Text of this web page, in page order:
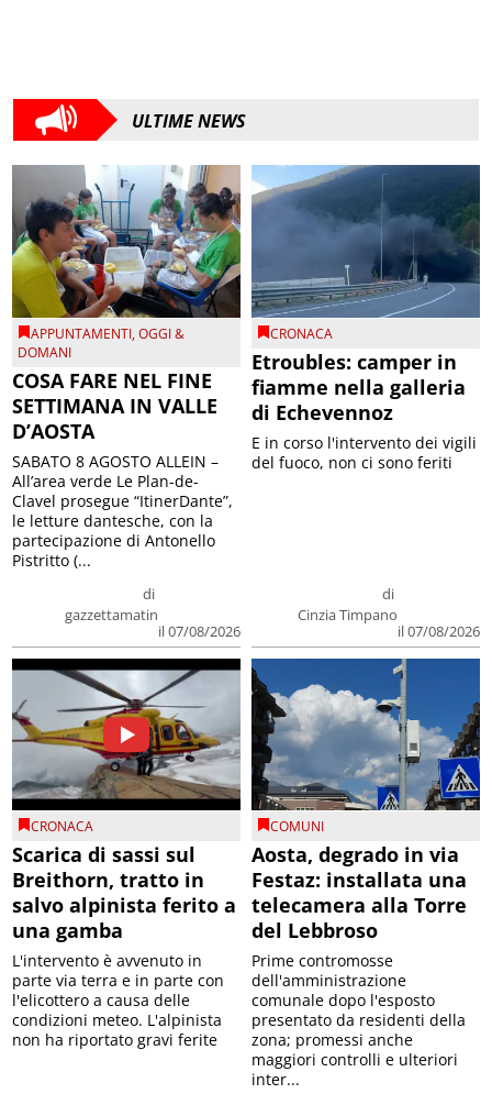
ULTIME NEWS
APPUNTAMENTI,OGGI &
DOMANI
COSA FARE NEL FINE
SETTIMANA IN VALLE
D’AOSTA
di
gazzettamatin
il 07/08/2026
SABATO 8 AGOSTO ALLEIN –
All’area verde Le Plan-de-
Clavel prosegue “ItinerDante”,
le letture dantesche, con la
partecipazione di Antonello
Pistritto (...
CRONACA
Etroubles: camper in
fiamme nella galleria
di Echevennoz
di
Cinzia Timpano
il 07/08/2026
E in corso l'intervento dei vigili
del fuoco, non ci sono feriti
CRONACA
Scarica di sassi sul
Breithorn, tratto in
salvo alpinista ferito a
una gamba
L'intervento è avvenuto in
parte via terra e in parte con
l'elicottero a causa delle
condizioni meteo. L'alpinista
non ha riportato gravi ferite
COMUNI
Aosta, degrado in via
Festaz: installata una
telecamera alla Torre
del Lebbroso
Prime contromosse
dell'amministrazione
comunale dopo l'esposto
presentato da residenti della
zona; promessi anche
maggiori controlli e ulteriori
inter...